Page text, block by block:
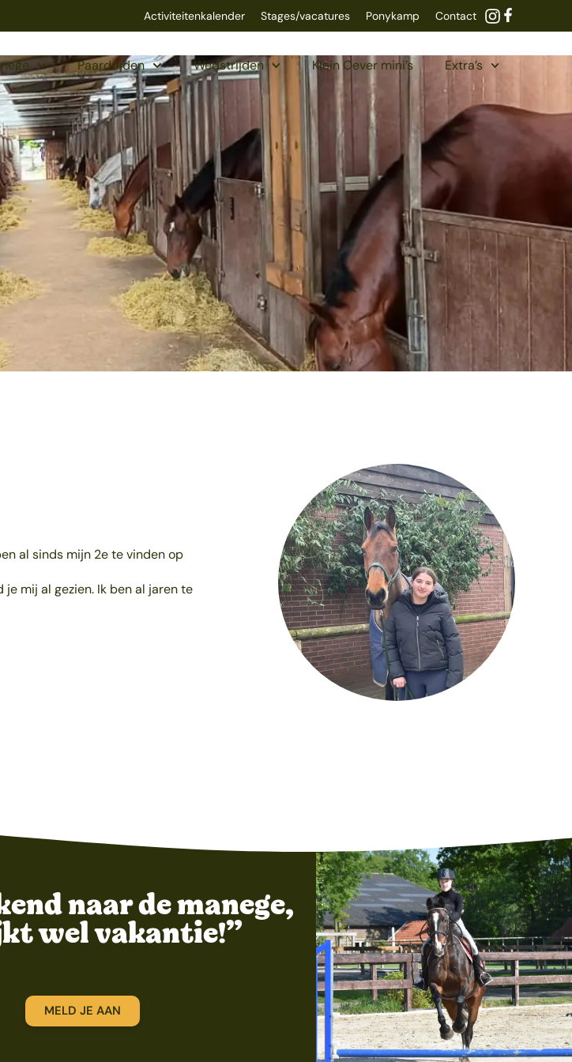
Activiteitenkalender Stages/vacatures Ponykamp Contact
Paardrijden Wedstrijden Klein Oever mini’s Extra’s
al sinds mijn 2e te vinden op
mij al gezien. Ik ben al jaren te
naar de manege,
wel vakantie!”
MELD JE AAN